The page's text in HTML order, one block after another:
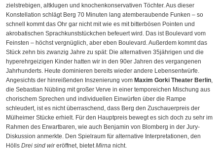
zielstrebigen, altklugen und knochenkonservativen Töchter. Aus dieser
Konstellation schlägt Berg 70 Minuten lang atemberaubende Funken – so
schnell kommt das Ohr gar nicht mit wie es mit bitterbösen Pointen und
akrobatischen Sprachkunststückchen befeuert wird. Das ist Boulevard vom
Feinsten – höchst vergnüglich, aber eben Boulevard. Außerdem kommt das
Stück zehn bis zwanzig Jahre zu spät: Die alternativen 35jährigen und die
hyperehrgeizigen Kinder hatten wir in den 90er Jahren des vergangenen
Jahrhunderts. Heute dominieren bereits wieder andere Lebensentwürfe.
Angesichts der hinreißenden Inszenierung vom Maxim Gorki Theater Berlin
die Sebastian Nübling mit großer Verve in einer temporeichen Mischung aus
chorischem Sprechen und individuellen Einwürfen über die Rampe
schleudert, ist es nicht überraschend, dass Berg den Zuschauerpreis der
Mülheimer Stücke erhielt. Für den Hauptpreis bewegt es sich doch zu sehr im
Rahmen des Erwartbaren, wie auch Benjamin von Blomberg in der Jury-
Diskussion anmerkte. Den Spielraum für alternative Interpretationen, den
Hölls Drei sind wireröffnet, bietet Mirna nicht.